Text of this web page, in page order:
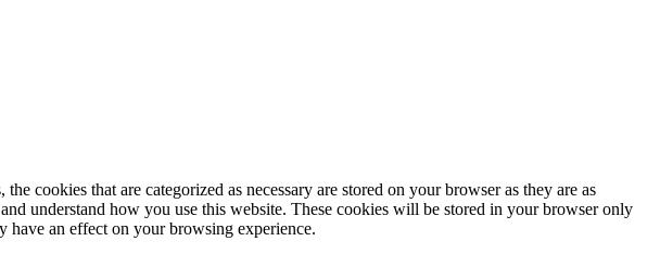
cookies that are categorized as necessary are stored on your browser as they are as
understand how you use this website. These cookies will be stored in your browser only
have an effect on your browsing experience.